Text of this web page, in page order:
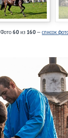
Фото 60из 160— список